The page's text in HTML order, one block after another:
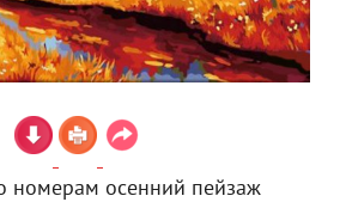
номерам осенний пейзаж